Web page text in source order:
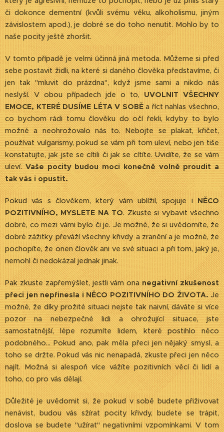
či dokonce dementní (kvůli svému věku, alkoholismu, jiným
závislostem apod.), je dobré se do toho nenutit. Mohlo by to
naše pocity ještě zhoršit.
V tomto případě je velmi účinná jiná metoda. Můžeme si před
sebe postavit židli, na které si daného člověka představíme, či
jen tak "mluvit do prázdna", když jsme sami a nikdo nás
neslyší. V obou případech jde o to, UVOLNIT VŠECHNY
EMOCE, KTERÉ DUSÍME LÉTA V SOBĚa říct nahlas všechno,
co bychom rádi tomu člověku do očí řekli, kdyby to bylo
možné a neohrožovalo nás to. Nebojte se plakat, křičet,
používat vulgarismy, pokud se vám při tom uleví, nebo jen tiše
konstatujte, jak jste se cítili či jak se cítíte. Uvidíte, že se vám
uleví. Vaše pocity budou moci konečně volně proudit a
tak vás i opustit.
Pokud vás s člověkem, který vám ublížil, spojuje i NĚCO
POZITIVNÍHO, MYSLETE NA TO. Zkuste si vybavit všechno
dobré, co mezi vámi bylo či je. Je možné, že si uvědomíte, že
dobré zážitky převáží všechny křivdy a zranění a je možné, že
pochopíte, že onen člověk ani ve své situaci a při tom, jaký je,
nemohl či nedokázal jednak jinak.
Pak zkuste zapřemýšlet, jestli vám ona negativní zkušenost
přeci jen nepřinesla i NĚCO POZITIVNÍHO DO ŽIVOTA. Je
možné, že díky prožité situaci nejste tak naivní, dáváte si více
pozor na nebezpečné lidi a ohrožující situace, jste
samostatnější, lépe rozumíte lidem, které postihlo něco
podobného... Pokud ano, pak měla přeci jen nějaký smysl, a
toho se držte. Pokud vás nic nenapadá, zkuste přeci jen něco
najít. Možná si alespoň více vážíte pozitivních věcí či lidí a
toho, co pro vás dělají.
Důležité je uvědomit si, že pokud v sobě budete přiživovat
nenávist, budou vás sžírat pocity křivdy, budete se trápit,
doslova se budete "užírat" negativními vzpomínkami. V tom